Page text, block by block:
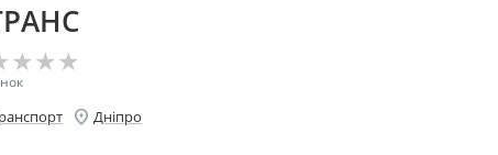
★
★★
★★
★
location_on Дніпро